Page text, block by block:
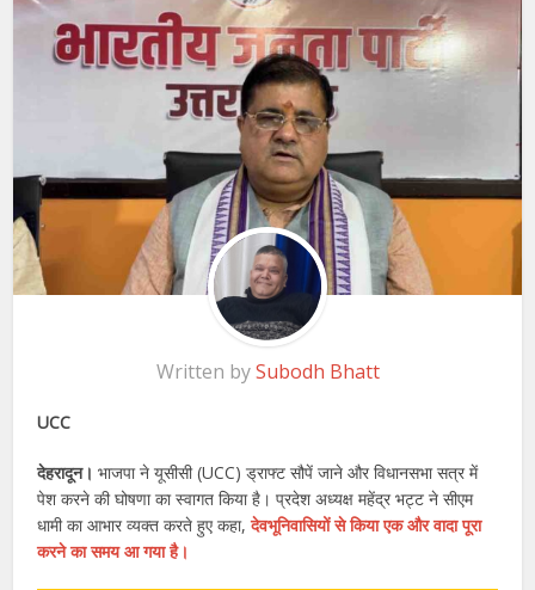
Written bySubodh Bhatt
UCC
देहरादून। भाजपा ने यूसीसी (UCC) ड्राफ्ट सौपें जाने और विधानसभा सत्र में
पेश करने की घोषणा का स्वागत किया है। प्रदेश अध्यक्ष महेंद्र भट्ट ने सीएम
धामी का आभार व्यक्त करते हुए कहा,देवभूनिवासियों से किया एक और वादा पूरा
करने का समय आ गया है।